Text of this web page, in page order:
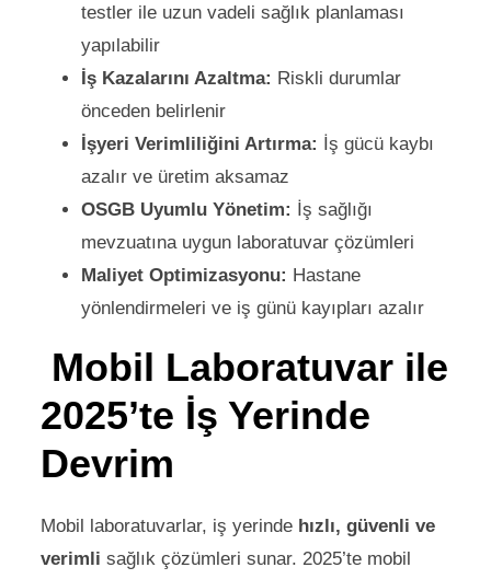
testler ile uzun vadeli sağlık planlaması
yapılabilir
İş Kazalarını Azaltma: Riskli durumlar
önceden belirlenir
İşyeri Verimliliğini Artırma: İş gücü kaybı
azalır ve üretim aksamaz
OSGB Uyumlu Yönetim: İş sağlığı
mevzuatına uygun laboratuvar çözümleri
Maliyet Optimizasyonu: Hastane
yönlendirmeleri ve iş günü kayıpları azalır
Mobil Laboratuvar ile
2025’te İş Yerinde
Devrim
Mobil laboratuvarlar, iş yerinde hızlı, güvenli ve
verimli sağlık çözümleri sunar. 2025’te mobil